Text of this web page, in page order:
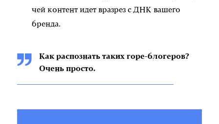
чей контент идет вразрез с ДНК вашего
бренда.
Как распознать таких горе-блогеров?
Очень просто.